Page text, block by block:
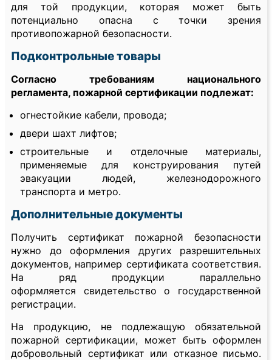
для той продукции, которая может быть
потенциально опасна с точки зрения
противопожарной безопасности.
Подконтрольные товары
Согласно требованиям национального
регламента, пожарной сертификации подлежат:
огнестойкие кабели, провода;
двери шахт лифтов;
строительные и отделочные материалы,
применяемые для конструирования путей
эвакуации людей, железнодорожного
транспорта и метро.
Дополнительные документы
Получить сертификат пожарной безопасности
нужно до оформления других разрешительных
документов, например сертификата соответствия.
На ряд продукции параллельно
оформляется свидетельство о государственной
регистрации.
На продукцию, не подлежащую обязательной
пожарной сертификации, может быть оформлен
добровольный сертификат или отказное письмо.